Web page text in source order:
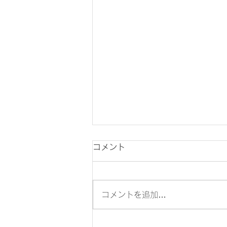
ロジリズム卒業
コメント
コメントを追加…